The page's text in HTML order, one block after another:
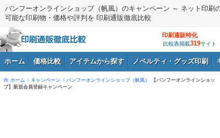
バンフーオンラインショップ（帆風）のキャンペーン ～ ネット印刷
可能な印刷物・価格や評判を 印刷通販徹底比較
印刷通販特化
比較表掲載319サイト
ホーム 価格比較 アイテムから探す ノベルティ・グッズ印刷
ホーム キャンペーン バンフーオンラインショップ（帆風）
【バンフーオンラインショッ
プ】新規会員登録キャンペーン